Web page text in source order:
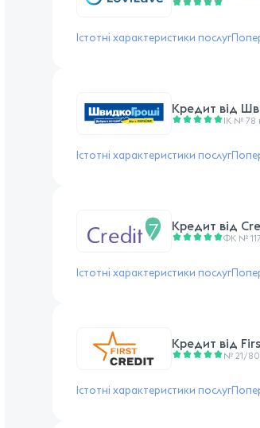
Істотні характеристики послуг
Кредит від
ІК № 78
Істотні характеристики послуг
Кредит від
ФК №
Істотні характеристики послуг
Кредит від
№ 21/
Істотні характеристики послуг